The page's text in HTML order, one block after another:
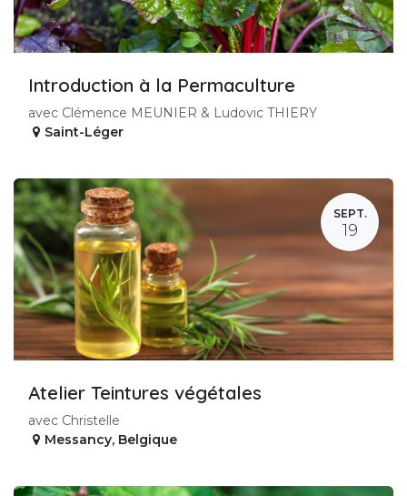
Introduction à la Permaculture
avec Clémence MEUNIER & Ludovic THIERY
Saint-Léger
SEPT.
19
Atelier Teintures végétales
avec Christelle
Messancy, Belgique